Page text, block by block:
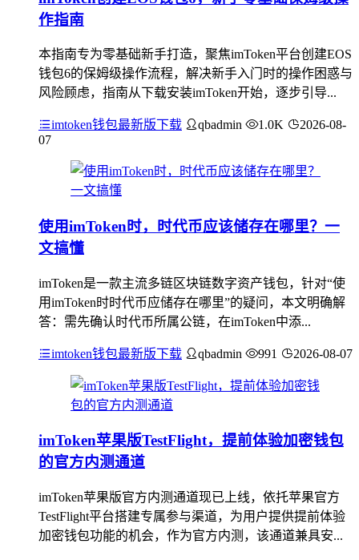
作指南
本指南专为零基础新手打造，聚焦imToken平台创建EOS
钱包6的保姆级操作流程，解决新手入门时的操作困惑与
风险顾虑，指南从下载安装imToken开始，逐步引导...
imtoken钱包最新版下载 qbadmin 1.0K
2026-08-
07
使用imToken时，时代币应该储存在哪里？一
文搞懂
imToken是一款主流多链区块链数字资产钱包，针对“使
用imToken时时代币应储存在哪里”的疑问，本文明确解
答：需先确认时代币所属公链，在imToken中添...
imtoken钱包最新版下载 qbadmin 991 2026-08-07
imToken苹果版TestFlight，提前体验加密钱包
的官方内测通道
imToken苹果版官方内测通道现已上线，依托苹果官方
TestFlight平台搭建专属参与渠道，为用户提供提前体验
加密钱包功能的机会，作为官方内测，该通道兼具安...